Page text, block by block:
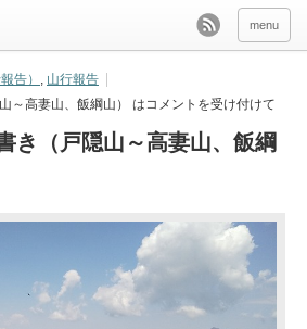
menu
告） , 山行報告
～高妻山、飯綱山） はコメントを受け付けて
き（戸隠山～高妻山、飯綱